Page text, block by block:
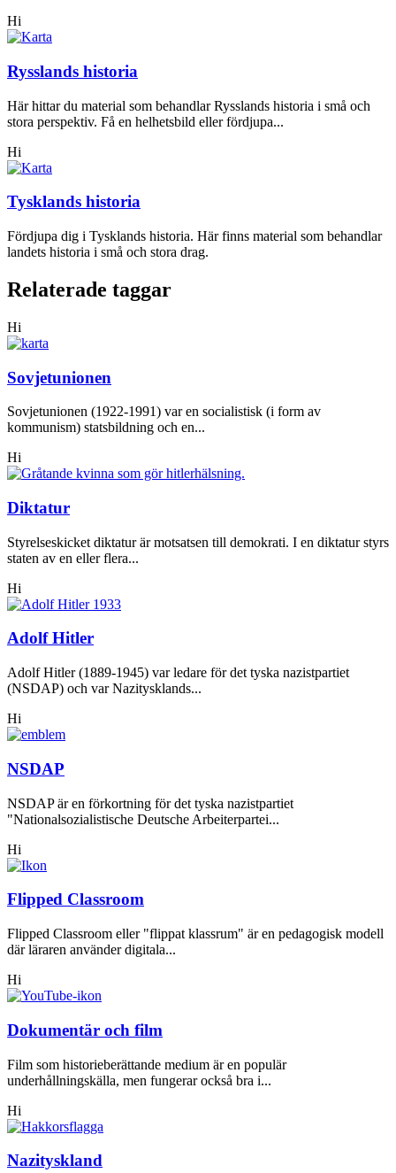
Hi
Rysslands historia
Här hittar du material som behandlar Rysslands historia i små och
stora perspektiv. Få en helhetsbild eller fördjupa...
Hi
Tysklands historia
Fördjupa dig i Tysklands historia. Här finns material som behandlar
landets historia i små och stora drag.
Relaterade taggar
Hi
Sovjetunionen
Sovjetunionen (1922-1991) var en socialistisk (i form av
kommunism) statsbildning och en...
Hi
Diktatur
Styrelseskicket diktatur är motsatsen till demokrati. I en diktatur styrs
staten av en eller flera...
Hi
Adolf Hitler
Adolf Hitler (1889-1945) var ledare för det tyska nazistpartiet
(NSDAP) och var Nazitysklands...
Hi
NSDAP
NSDAP är en förkortning för det tyska nazistpartiet
"Nationalsozialistische Deutsche Arbeiterpartei...
Hi
Flipped Classroom
Flipped Classroom eller "flippat klassrum" är en pedagogisk modell
där läraren använder digitala...
Hi
Dokumentär och film
Film som historieberättande medium är en populär
underhållningskälla, men fungerar också bra i...
Hi
Nazityskland